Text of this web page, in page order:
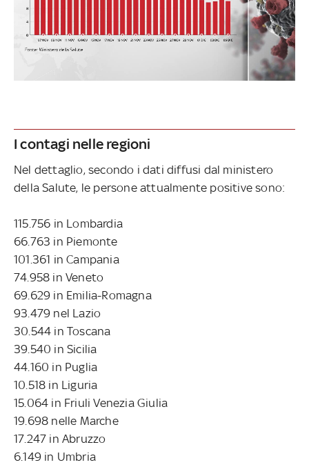
I contagi nelle regioni
Nel dettaglio, secondo i dati diffusi dal ministero
della Salute, le persone attualmente positive sono:
115.756 in Lombardia
66.763 in Piemonte
101.361 in Campania
74.958 in Veneto
69.629 in Emilia-Romagna
93.479 nel Lazio
30.544 in Toscana
39.540 in Sicilia
44.160 in Puglia
10.518 in Liguria
15.064 in Friuli Venezia Giulia
19.698 nelle Marche
17.247 in Abruzzo
6.149 in Umbria